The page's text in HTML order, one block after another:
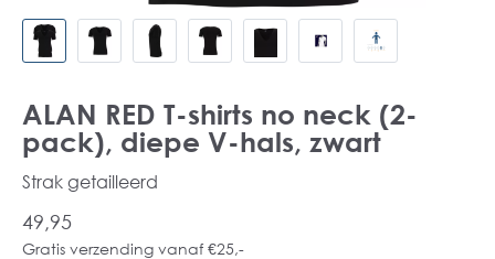
ALAN RED T-shirts no neck (2-
pack), diepe V-hals, zwart
Strak getailleerd
49,95
Gratis verzending vanaf €25,-